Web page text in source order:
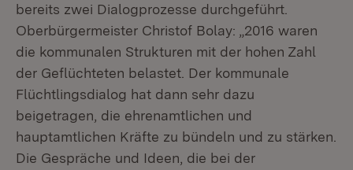
bereits zwei Dialogprozesse durchgeführt.
Oberbürgermeister Christof Bolay: „2016 waren
die kommunalen Strukturen mit der hohen Zahl
der Geflüchteten belastet. Der kommunale
Flüchtlingsdialog hat dann sehr dazu
beigetragen, die ehrenamtlichen und
hauptamtlichen Kräfte zu bündeln und zu stärken.
Die Gespräche und Ideen, die bei der